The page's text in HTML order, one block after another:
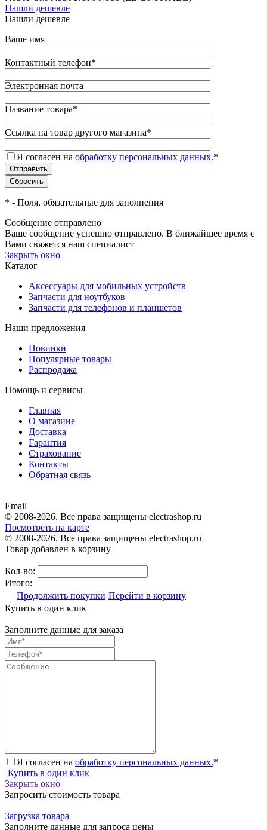
Нашли дешевле
Нашли дешевле
Ваше имя
Контактный телефон*
Электронная почта
Название товара*
Ссылка на товар другого магазина*
Я согласен на обработку персональных данных.*
* - Поля, обязательные для заполнения
Сообщение отправлено
Ваше сообщение успешно отправлено. В ближайшее время с
Вами свяжется наш специалист
Закрыть окно
Каталог
Аксессуары для мобильных устройств
Запчасти для ноутбуков
Запчасти для телефонов и планшетов
Наши предложения
Новинки
Популярные товары
Распродажа
Помощь и сервисы
Главная
О магазине
Доставка
Гарантия
Страхование
Контакты
Обратная связь
Email
© 2008-2026. Все права защищены electrashop.ru
Посмотреть на карте
© 2008-2026. Все права защищены electrashop.ru
Товар добавлен в корзину
Кол-во:
Итого:
Продолжить покупки Перейти в корзину
Купить в один клик
Заполните данные для заказа
Я согласен на обработку персональных данных.*
Купить в один клик
Закрыть окно
Запросить стоимость товара
Загрузка товара
Заполните данные для запроса цены